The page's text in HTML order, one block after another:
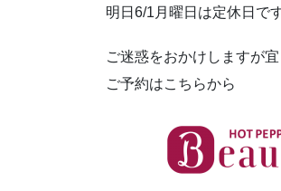
明日6/1月曜日は定休日です
ご迷惑をおかけしますが
ご予約はこちらから